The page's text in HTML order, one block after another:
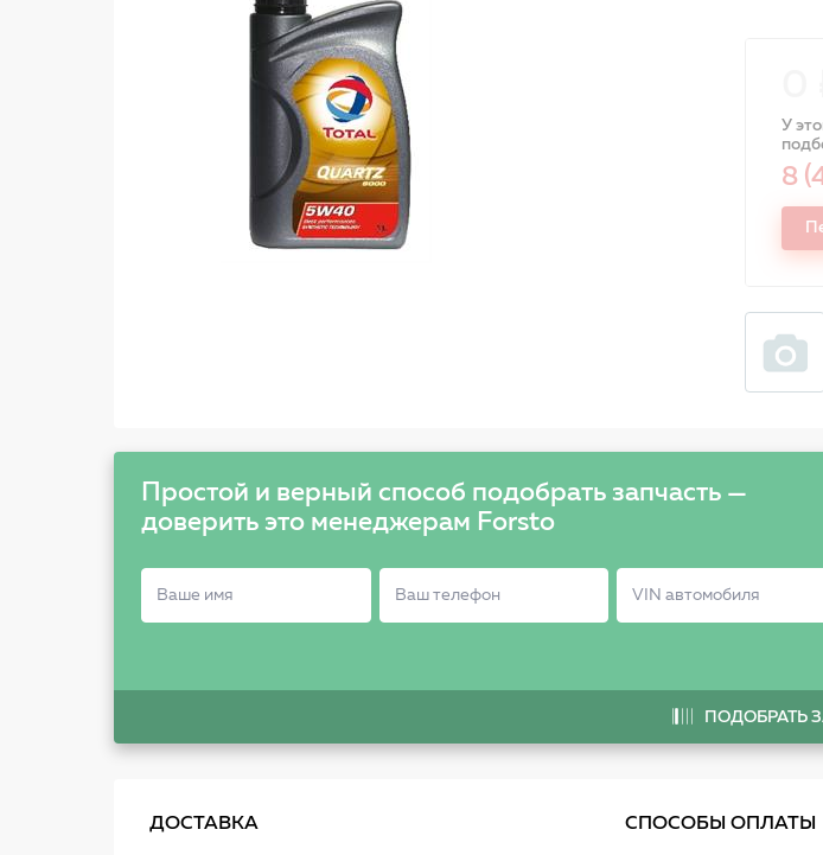
У
8
Простой и верный способ подобрать запчасть —
доверить это менеджерам Forsto
ПОДОБРАТЬ
ДОСТАВКА СПОСОБЫ ОПЛАТЫ